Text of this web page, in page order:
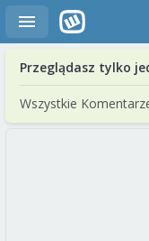
Przeglądasz tylko
Wszystkie